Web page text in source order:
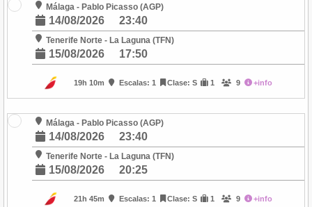
Málaga - Pablo Picasso (AGP)
14/08/2026 23:40
Tenerife Norte - La Laguna (TFN)
15/08/2026 17:50
19h 10m Escalas: 1 Clase: S 1 9 +info
Málaga - Pablo Picasso (AGP)
14/08/2026 23:40
Tenerife Norte - La Laguna (TFN)
15/08/2026 20:25
21h 45m Escalas: 1 Clase: S 1 9 +info